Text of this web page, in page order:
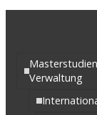
Verwaltung